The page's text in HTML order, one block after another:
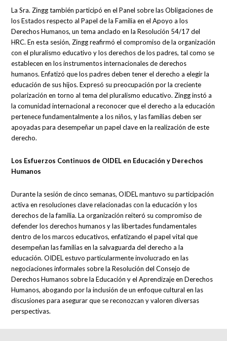
La Sra. Zingg también participó en el Panel sobre las Obligaciones de
los Estados respecto al Papel de la Familia en el Apoyo a los
Derechos Humanos, un tema anclado en la Resolución 54/17 del
HRC. En esta sesión, Zingg reafirmó el compromiso de la organización
con el pluralismo educativo y los derechos de los padres, tal como se
establecen en los instrumentos internacionales de derechos
humanos. Enfatizó que los padres deben tener el derecho a elegir la
educación de sus hijos. Expresó su preocupación por la creciente
polarización en torno al tema del pluralismo educativo. Zingg instó a
la comunidad internacional a reconocer que el derecho a la educación
pertenece fundamentalmente a los niños, y las familias deben ser
apoyadas para desempeñar un papel clave en la realización de este
derecho.
Los Esfuerzos Continuos de OIDEL en Educación y Derechos
Humanos
Durante la sesión de cinco semanas, OIDEL mantuvo su participación
activa en resoluciones clave relacionadas con la educación y los
derechos de la familia. La organización reiteró su compromiso de
defender los derechos humanos y las libertades fundamentales
dentro de los marcos educativos, enfatizando el papel vital que
desempeñan las familias en la salvaguarda del derecho a la
educación. OIDEL estuvo particularmente involucrado en las
negociaciones informales sobre la Resolución del Consejo de
Derechos Humanos sobre la Educación y el Aprendizaje en Derechos
Humanos, abogando por la inclusión de un enfoque cultural en las
discusiones para asegurar que se reconozcan y valoren diversas
perspectivas.